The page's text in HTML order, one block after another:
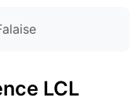
LCL